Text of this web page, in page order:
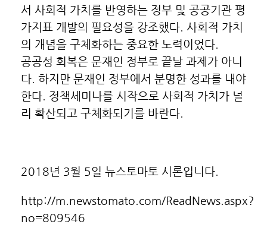
서 사회적 가치를 반영하는 정부 및 공공기관 평
가지표 개발의 필요성을 강조했다. 사회적 가치
의 개념을 구체화하는 중요한 노력이었다.
공공성 회복은 문재인 정부로 끝날 과제가 아니
다. 하지만 문재인 정부에서 분명한 성과를 내야
한다. 정책세미나를 시작으로 사회적 가치가 널
리 확산되고 구체화되기를 바란다.
2018년 3월 5일 뉴스토마토 시론입니다.
http://m.newstomato.com/ReadNews.aspx?
no=809546